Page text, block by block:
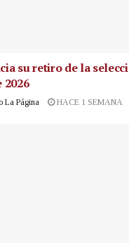
su retiro de la
2026
La Página HACE 1 SEMANA